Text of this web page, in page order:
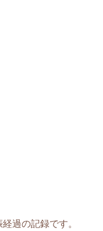
過の記録です。